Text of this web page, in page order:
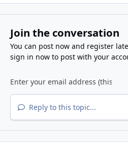
Join the conversation
You can post now and register
sign in nowto post with your
Reply to this topic...